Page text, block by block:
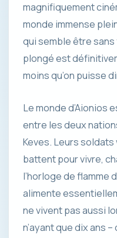
magnifiquement
monde immense
qui semble être sans
plongé est
moins qu’on puisse
Le monde d’Aionios
entre les deux
Keves. Leurs
battent pour vivre,
l’horloge de flamme
alimente
ne vivent pas aussi
n’ayant que dix ans